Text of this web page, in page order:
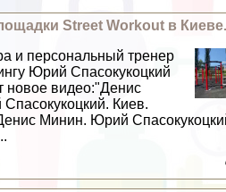
Street Workout в Киеве.
и персональный тренер
Юрий Спасокукоцкий
новое видео:"Денис
Киев.
Минин. Юрий